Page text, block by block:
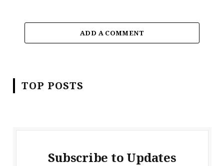
ADD A COMMENT
TOP POSTS
Subscribe to Updates